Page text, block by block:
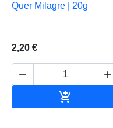
Quer Milagre | 20g
2,20 €
 
